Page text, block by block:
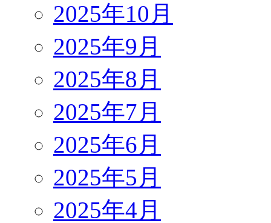
2025年10月
2025年9月
2025年8月
2025年7月
2025年6月
2025年5月
2025年4月